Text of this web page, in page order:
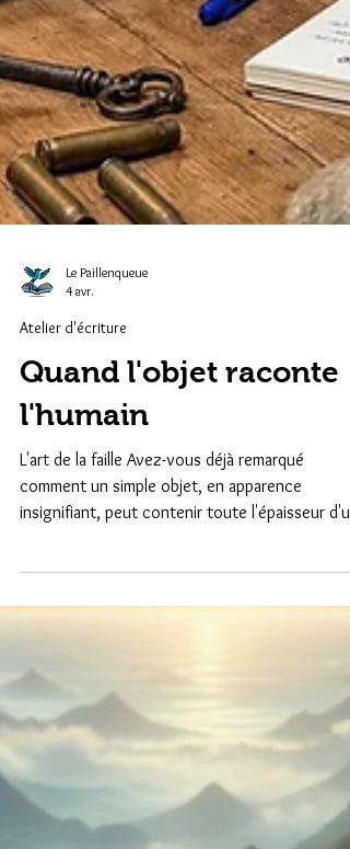
4 avr.
Atelier d'écriture
Quand l'objet raconte
l'humain
L'art de la faille Avez-vous déjà remarqué
comment un simple objet, en apparence
vie ? Un briquet dont le vernis s'écaille sous la
pression d'un pouce nerveux, une clé qui ne
En littérature, le portrait linéaire — cet
de la couleur des yeux ou de la taille que nous
appelons parfois la « fiche de police » — s'avère